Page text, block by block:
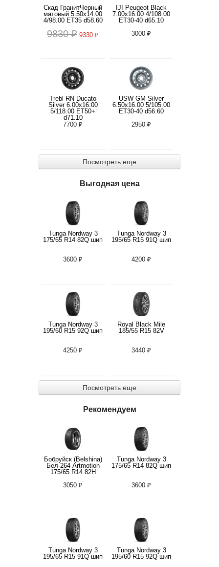
Скад ГранитЧерный
матовый 5.50x14.00
4/98.00 ET35 d58.60
9830 ₽ 9330 ₽
IJI Peugeot Black
7.00x16.00 4/108.00
ET30-40 d65.10
3000 ₽
Trebl RN Ducato
Silver 6.00x16.00
5/118.00 ET50+
d71.10
7700 ₽
USW GM Silver
6.50x16.00 5/105.00
ET30-40 d56.60
2950 ₽
Посмотреть еще
Выгодная цена
Tunga Nordway 3
175/65 R14 82Q шип
3600 ₽
Tunga Nordway 3
195/65 R15 91Q шип
4200 ₽
Tunga Nordway 3
195/60 R15 92Q шип
4250 ₽
Royal Black Mile
185/55 R15 82V
3440 ₽
Посмотреть еще
Рекомендуем
Бобруйск (Belshina)
Бел-264 Artmotion
175/65 R14 82H
3050 ₽
Tunga Nordway 3
175/65 R14 82Q шип
3600 ₽
Tunga Nordway 3
195/65 R15 91Q шип
Tunga Nordway 3
195/60 R15 92Q шип